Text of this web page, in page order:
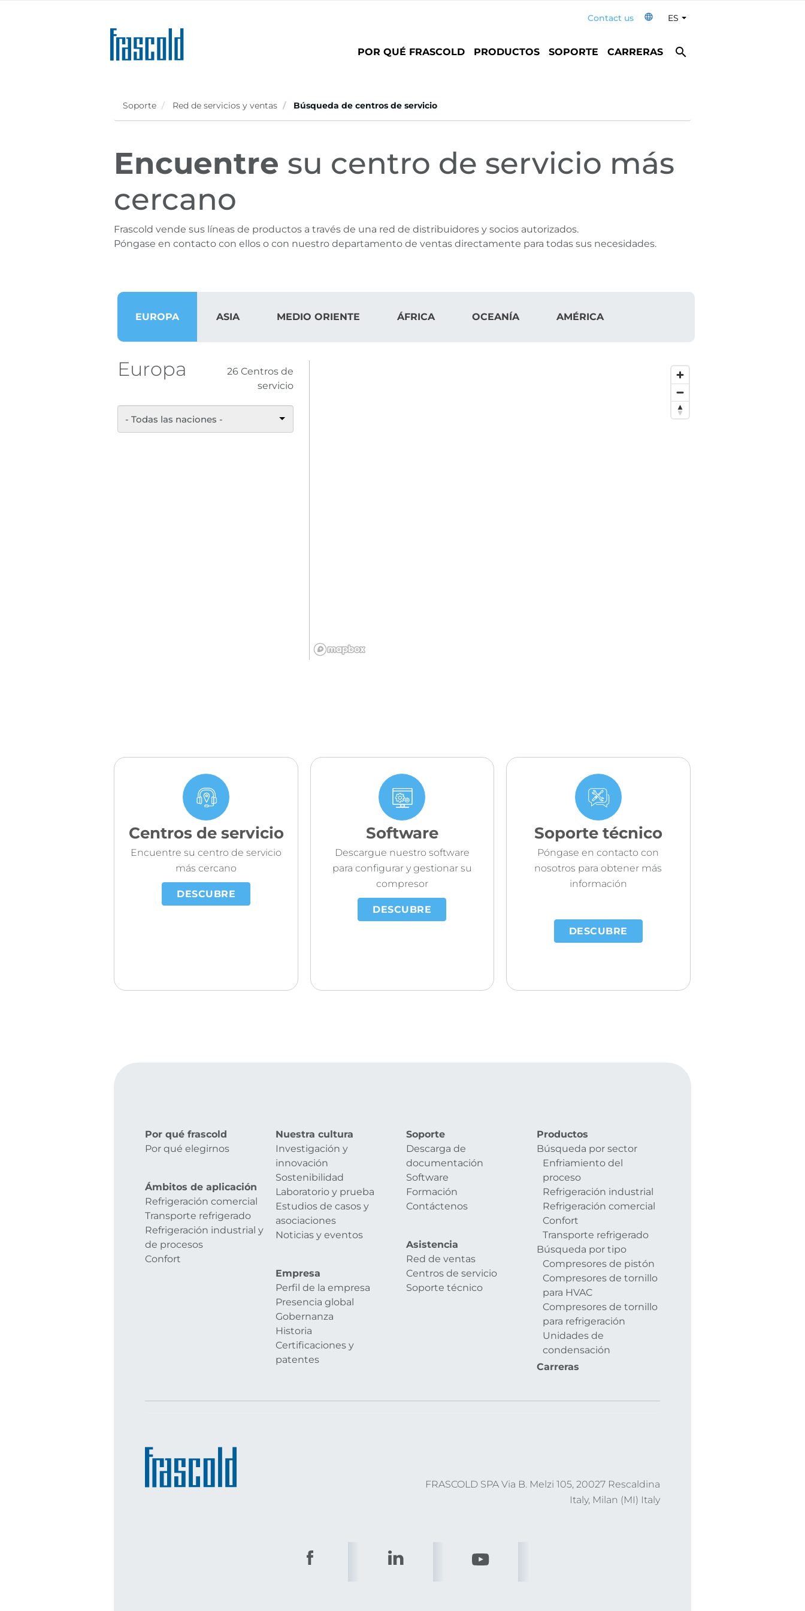
Contact us language ESToggle Dropdown
Main
POR QUÉ FRASCOLD PRODUCTOS SOPORTE CARRERAS search
Soporte Red de servicios y ventas Búsqueda de centros de servicio
Encuentre su centro de servicio más
cercano
Frascold vende sus líneas de productos a través de una red de distribuidores y socios autorizados.
Póngase en contacto con ellos o con nuestro departamento de ventas directamente para todas sus necesidades.
EUROPA ASIA MEDIO ORIENTE ÁFRICA OCEANÍA AMÉRICA
Europa
26 Centros de
servicio
Centros de servicio
Encuentre su centro de servicio
más cercano
DESCUBRE
Software
Descargue nuestro software
para configurar y gestionar su
compresor
DESCUBRE
Soporte técnico
Póngase en contacto con
nosotros para obtener más
información
DESCUBRE
Por qué frascold
Por qué elegirnos
Ámbitos de aplicación
Refrigeración comercial
Transporte refrigerado
Refrigeración industrial y
de procesos
Confort
Nuestra cultura
Investigación y
innovación
Sostenibilidad
Laboratorio y prueba
Estudios de casos y
asociaciones
Noticias y eventos
Empresa
Perfil de la empresa
Presencia global
Gobernanza
Historia
Certificaciones y
patentes
Soporte
Descarga de
documentación
Software
Formación
Contáctenos
Asistencia
Red de ventas
Centros de servicio
Soporte técnico
Productos
Búsqueda por sector
Enfriamiento del
proceso
Refrigeración industrial
Refrigeración comercial
Confort
Transporte refrigerado
Búsqueda por tipo
Compresores de pistón
Compresores de tornillo
para HVAC
Compresores de tornillo
para refrigeración
Unidades de
condensación
Carreras
FRASCOLD SPA Via B. Melzi 105, 20027 Rescaldina
Italy, Milan (MI) Italy